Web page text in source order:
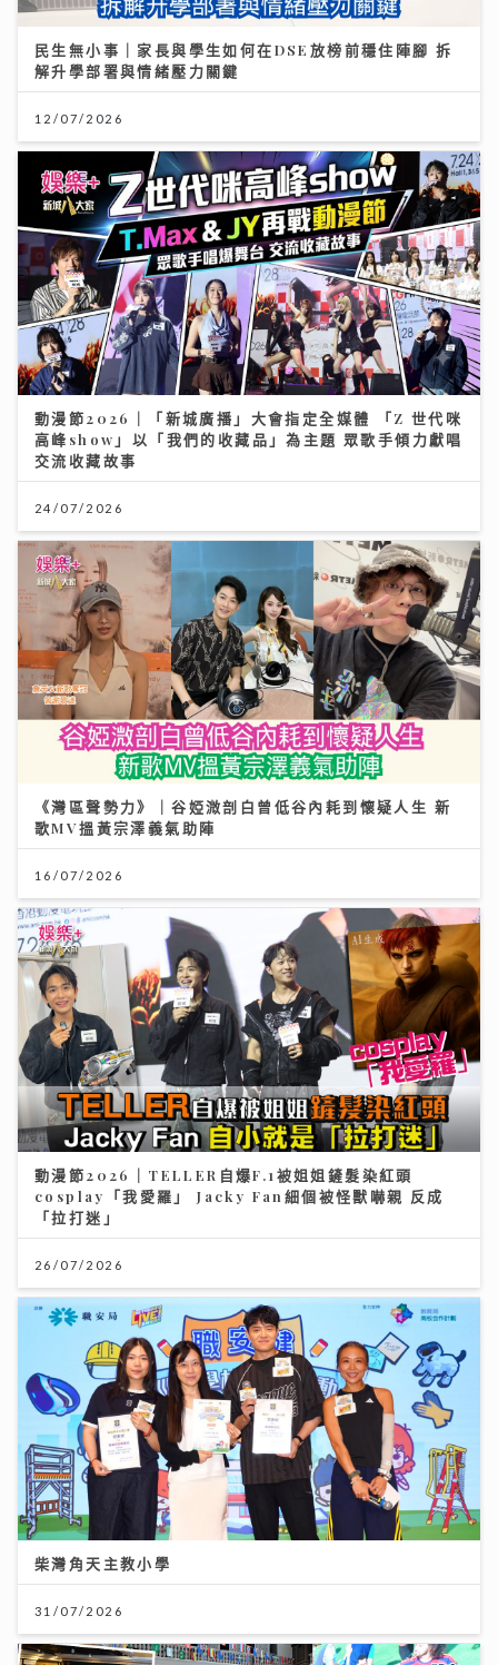
民生無小事｜家長與學生如何在DSE放榜前穩住陣腳 拆
解升學部署與情緒壓力關鍵
12/07/2026
動漫節2026｜「新城廣播」大會指定全媒體 「Z 世代咪
高峰show」以「我們的收藏品」為主題 眾歌手傾力獻唱
交流收藏故事
24/07/2026
《灣區聲勢力》｜谷婭溦剖白曾低谷內耗到懷疑人生 新
歌MV搵黃宗澤義氣助陣
16/07/2026
動漫節2026｜TELLER自爆F.1被姐姐鏟髮染紅頭
cosplay「我愛羅」 Jacky Fan細個被怪獸嚇親 反成
「拉打迷」
26/07/2026
柴灣角天主教小學
31/07/2026